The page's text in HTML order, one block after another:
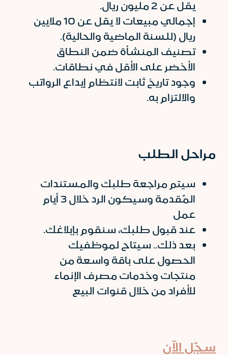
يقل عن 2 مليون ريال.
إجمالي مبيعات لا يقل عن 10 ملايين
ريال (للسنة الماضية والحالية).
تصنيف المنشأة ضمن النطاق
الأخضر على الأقل في نطاقات.
وجود تاريخ ثابت لانتظام إيداع الرواتب
والالتزام به.
مراحل الطلب
سيتم مراجعة طلبك والمستندات
المُقدمة وسيكون الرد خلال 3 أيام
عمل
عند قبول طلبك، سنقوم بإبلاغك.
بعد ذلك.. سيتاح لموظفيك
الحصول على باقة واسعة من
منتجات وخدمات مصرف الإنماء
للأفراد من خلال قنوات البيع
سجّل الآن